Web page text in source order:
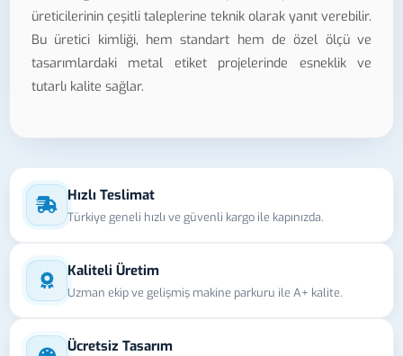
üreticilerinin çeşitli taleplerine teknik olarak yanıt verebilir.
Bu üretici kimliği, hem standart hem de özel ölçü ve
tasarımlardaki metal etiket projelerinde esneklik ve
tutarlı kalite sağlar.
Hızlı Teslimat
Türkiye geneli hızlı ve güvenli kargo ile kapınızda.
Kaliteli Üretim
Uzman ekip ve gelişmiş makine parkuru ile A+ kalite.
Ücretsiz Tasarım